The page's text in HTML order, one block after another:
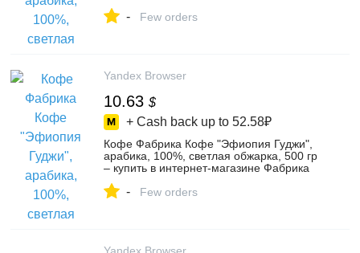
- Few orders
Yandex Browser
10.63 $
+ Cash back up to 52.58₽
Кофе Фабрика Кофе "Эфиопия Гуджи",
арабика, 100%, светлая обжарка, 500 гр
– купить в интернет-магазине Фабрика
- Few orders